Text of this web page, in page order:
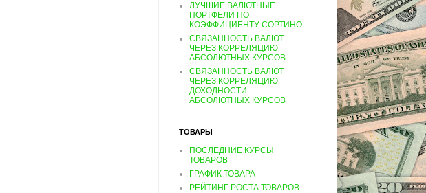
ЛУЧШИЕ ВАЛЮТНЫЕ
ПОРТФЕЛИ ПО
КОЭФФИЦИЕНТУ СОРТИНО
СВЯЗАННОСТЬ ВАЛЮТ
ЧЕРЕЗ КОРРЕЛЯЦИЮ
АБСОЛЮТНЫХ КУРСОВ
СВЯЗАННОСТЬ ВАЛЮТ
ЧЕРЕЗ КОРРЕЛЯЦИЮ
ДОХОДНОСТИ
АБСОЛЮТНЫХ КУРСОВ
ТОВАРЫ
ПОСЛЕДНИЕ КУРСЫ
ТОВАРОВ
ГРАФИК ТОВАРА
РЕЙТИНГ РОСТА ТОВАРОВ